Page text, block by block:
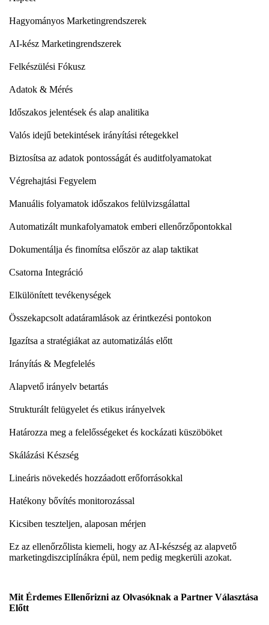
Hagyományos Marketingrendszerek
AI-kész Marketingrendszerek
Felkészülési Fókusz
Adatok & Mérés
Időszakos jelentések és alap analitika
Valós idejű betekintések irányítási rétegekkel
Biztosítsa az adatok pontosságát és auditfolyamatokat
Végrehajtási Fegyelem
Manuális folyamatok időszakos felülvizsgálattal
Automatizált munkafolyamatok emberi ellenőrzőpontokkal
Dokumentálja és finomítsa először az alap taktikat
Csatorna Integráció
Elkülönített tevékenységek
Összekapcsolt adatáramlások az érintkezési pontokon
Igazítsa a stratégiákat az automatizálás előtt
Irányítás & Megfelelés
Alapvető irányelv betartás
Strukturált felügyelet és etikus irányelvek
Határozza meg a felelősségeket és kockázati küszöböket
Skálázási Készség
Lineáris növekedés hozzáadott erőforrásokkal
Hatékony bővítés monitorozással
Kicsiben teszteljen, alaposan mérjen
Ez az ellenőrzőlista kiemeli, hogy az AI-készség az alapvető
marketingdiszciplínákra épül, nem pedig megkerüli azokat.
Mit Érdemes Ellenőrizni az Olvasóknak a Partner Választása
Előtt